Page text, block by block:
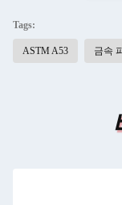
Tags:
ASTM A53 금속